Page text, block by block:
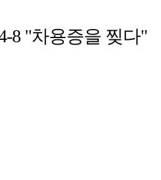
8 "차용증을 찢다"